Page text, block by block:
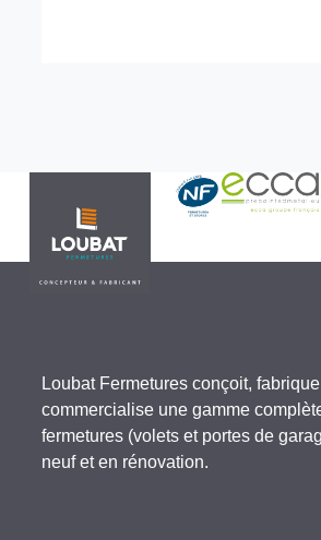
Loubat Fermetures conçoit,
commercialise une gamme
fermetures (volets et portes de
neuf et en rénovation.